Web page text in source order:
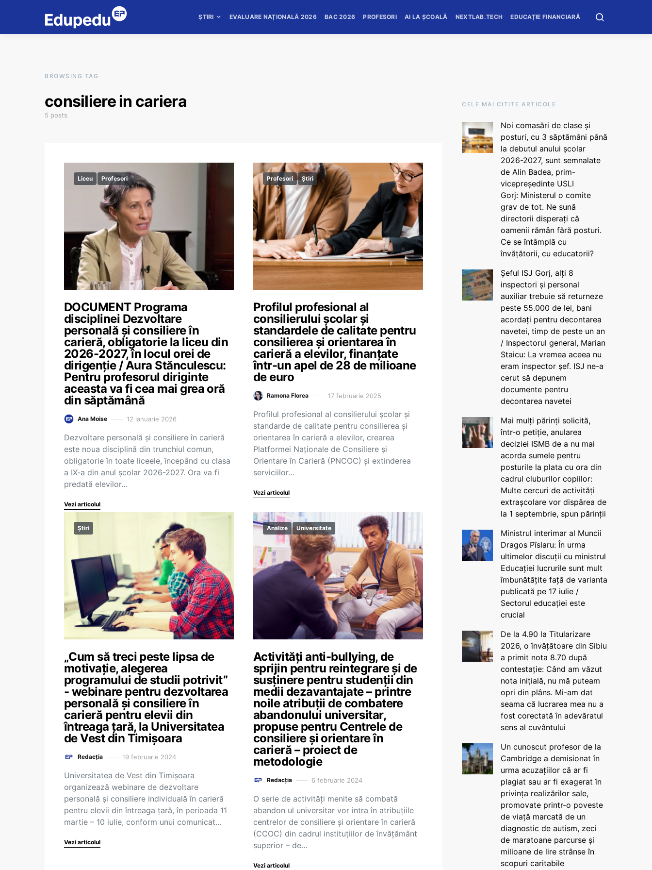
ȘTIRI EVALUARE NAȚIONALĂ 2026 BAC 2026 PROFESORI AI LA ȘCOALĂ NEXTLAB.TECH EDUCAȚIE FINANCIARĂ
BROWSING TAG
consiliere in cariera
5 posts
Liceu Profesori
DOCUMENT Programa
disciplinei Dezvoltare
personală și consiliere în
carieră, obligatorie la liceu din
2026-2027, în locul orei de
dirigenție / Aura Stănculescu:
Pentru profesorul diriginte
aceasta va fi cea mai grea oră
din săptămână
Ana Moise 12 ianuarie 2026
Dezvoltare personală și consiliere în carieră
este noua disciplină din trunchiul comun,
obligatorie în toate liceele, începând cu clasa
a IX-a din anul școlar 2026-2027. Ora va fi
predată elevilor…
Vezi articolul
Profesori Știri
Profilul profesional al
consilierului școlar și
standardele de calitate pentru
consilierea și orientarea în
carieră a elevilor, finanțate
într-un apel de 28 de milioane
de euro
Ramona Florea 17 februarie 2025
Profilul profesional al consilierului școlar și
standarde de calitate pentru consilierea și
orientarea în carieră a elevilor, crearea
Platformei Naționale de Consiliere și
Orientare în Carieră (PNCOC) și extinderea
serviciilor…
Vezi articolul
Știri
„Cum să treci peste lipsa de
motivație, alegerea
programului de studii potrivit” ​​
- webinare pentru dezvoltarea
personală şi consiliere în
carieră pentru elevii din
întreaga ţară, la Universitatea
de Vest din Timişoara
Redacția 19 februarie 2024
Universitatea de Vest din Timișoara
organizează webinare de dezvoltare
personală și consiliere individuală în carieră
pentru elevii din întreaga ţară, în perioada 11
martie – 10 iulie, conform unui comunicat…
Vezi articolul
Analize Universitate
Activități anti-bullying, de
sprijin pentru reintegrare și de
susținere pentru studenții din
medii dezavantajate – printre
noile atribuții de combatere
abandonului universitar,
propuse pentru Centrele de
consiliere și orientare în
carieră – proiect de
metodologie
Redacția 6 februarie 2024
O serie de activități menite să combată
abandon ul universitar vor intra în atribuțiile
centrelor de consiliere și orientare în carieră
(CCOC) din cadrul instituțiilor de învățământ
superior – de…
Vezi articolul
CELE MAI CITITE ARTICOLE
Noi comasări de clase și
posturi, cu 3 săptămâni până
la debutul anului școlar
2026-2027, sunt semnalate
de Alin Badea, prim-
vicepreședinte USLI
Gorj: Ministerul o comite
grav de tot. Ne sună
directorii disperați că
oamenii rămân fără posturi.
Ce se întâmplă cu
învățătorii, cu educatorii?
Șeful ISJ Gorj, alți 8
inspectori și personal
auxiliar trebuie să returneze
peste 55.000 de lei, bani
acordați pentru decontarea
navetei, timp de peste un an
/ Inspectorul general, Marian
Staicu: La vremea aceea nu
eram inspector șef. ISJ ne-a
cerut să depunem
documente pentru
decontarea navetei
Mai mulți părinți solicită,
într-o petiție, anularea
deciziei ISMB de a nu mai
acorda sumele pentru
posturile la plata cu ora din
cadrul cluburilor copiilor:
Multe cercuri de activități
extrașcolare vor dispărea de
la 1 septembrie, spun părinții
Ministrul interimar al Muncii
Dragos Pîslaru: În urma
ultimelor discuții cu ministrul
Educației lucrurile sunt mult
îmbunătățite față de varianta
publicată pe 17 iulie /
Sectorul educației este
crucial
De la 4.90 la Titularizare
2026, o învățătoare din Sibiu
a primit nota 8.70 după
contestație: Când am văzut
nota inițială, nu mă puteam
opri din plâns. Mi-am dat
seama că lucrarea mea nu a
fost corectată în adevăratul
sens al cuvântului
Un cunoscut profesor de la
Cambridge a demisionat în
urma acuzațiilor că ar fi
plagiat sau ar fi exagerat în
privința realizărilor sale,
promovate printr-o poveste
de viață marcată de un
diagnostic de autism, zeci
de maratoane parcurse și
milioane de lire strânse în
scopuri caritabile